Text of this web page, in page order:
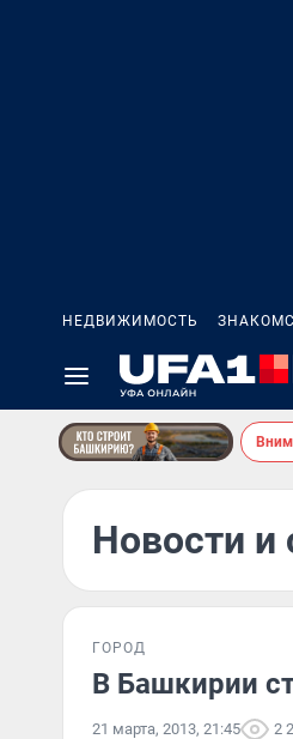
НЕДВИЖИМОСТЬ
Новости и
ГОРОД
В Башкирии
21 марта, 2013, 21:45 2